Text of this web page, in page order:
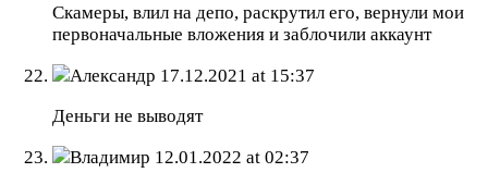
Скамеры, влил на депо, раскрутил его, вернули мои
первоначальные вложения и заблочили аккаунт
Александр 17.12.2021 at 15:37
Деньги не выводят
Владимир 12.01.2022 at 02:37